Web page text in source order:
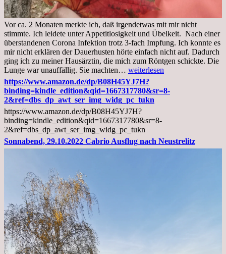
Vor ca. 2 Monaten merkte ich, daß irgendetwas mit mir nicht
stimmte. Ich leidete unter Appetitlosigkeit und Übelkeit. Nach einer
überstandenen Corona Infektion trotz 3-fach Impfung. Ich konnte es
mir nicht erklären der Dauerhusten hörte einfach nicht auf. Dadurch
ging ich zu meiner Hausärztin, die mich zum Röntgen schickte. Die
Lunge war unauffällig. Sie machten… Mittwoch,
02.11.2022,
Arztgespräch
und
Diagnose
Lebermetastasen
weiterlesen
https://www.amazon.de/dp/B08H45YJ7H?
binding=kindle_edition&qid=1667317780&sr=8-
2&ref=dbs_dp_awt_ser_img_widg_pc_tukn
https://www.amazon.de/dp/B08H45YJ7H?
binding=kindle_edition&qid=1667317780&sr=8-
2&ref=dbs_dp_awt_ser_img_widg_pc_tukn
Sonnabend, 29.10.2022 Cabrio Ausflug nach Neustrelitz